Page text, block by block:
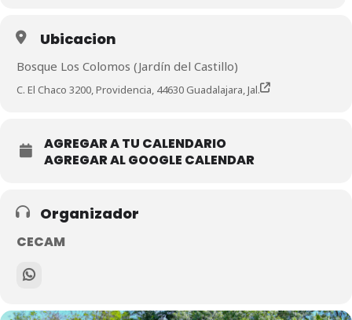
Ubicacion
Bosque Los Colomos (Jardín del Castillo)
C. El Chaco 3200, Providencia, 44630 Guadalajara, Jal.
AGREGAR A TU CALENDARIO
AGREGAR AL GOOGLE CALENDAR
Organizador
CECAM